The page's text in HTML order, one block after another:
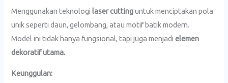
Menggunakan teknologi laser cuttinguntuk menciptakan pola
unik seperti daun, gelombang, atau motif batik modern.
Model ini tidak hanya fungsional, tapi juga menjadielemen
dekoratif utama.
Keunggulan: